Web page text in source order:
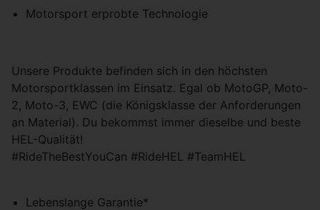
Motorsport erprobte Technologie
Unsere Produkte befinden sich in den höchsten
Motorsportklassen im Einsatz. Egal ob MotoGP, Moto-
2, Moto-3, EWC (die Königsklasse der Anforderungen
an Material). Du bekommst immer dieselbe und beste
HEL-Qualität!
#RideTheBestYouCan #RideHEL #TeamHEL
Lebenslange Garantie*